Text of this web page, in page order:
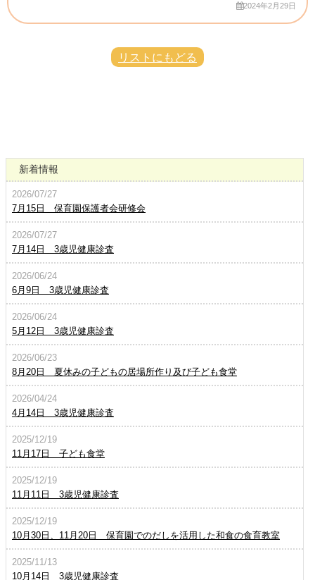
2024年2月29日
リストにもどる
新着情報
2026/07/27
7月15日 保育園保護者会研修会
2026/07/27
7月14日 3歳児健康診査
2026/06/24
6月9日 3歳児健康診査
2026/06/24
5月12日 3歳児健康診査
2026/06/23
8月20日 夏休みの子どもの居場所作り及び子ども食堂
2026/04/24
4月14日 3歳児健康診査
2025/12/19
11月17日 子ども食堂
2025/12/19
11月11日 3歳児健康診査
2025/12/19
10月30日、11月20日 保育園でのだしを活用した和食の食育教室
2025/11/13
10月14日 3歳児健康診査